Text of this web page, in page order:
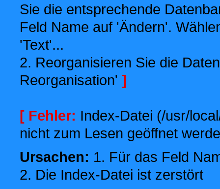
Sie die entsprechende
Feld Name auf 'Ändern'.
'Text'...
2. Reorganisieren Sie die
Reorganisation' ]
[ Fehler: Index-Datei (/usr/
nicht zum Lesen geöffnet
Ursachen: 1. Für das Feld
2. Die Index-Datei ist zerstört